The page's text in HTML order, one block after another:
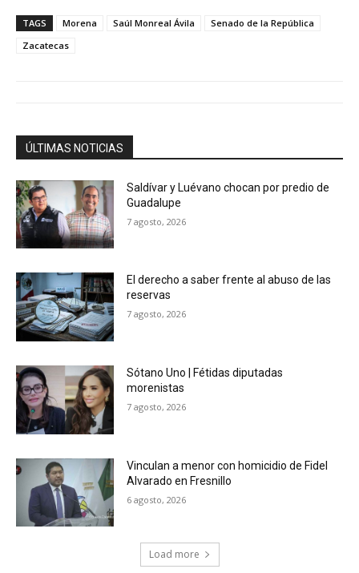
TAGS Morena Saúl Monreal Ávila
Senado de la República
Zacatecas
ÚLTIMAS NOTICIAS
Saldívar y Luévano chocan por predio de
Guadalupe
7 agosto, 2026
El derecho a saber frente al abuso de las
reservas
7 agosto, 2026
Sótano Uno | Fétidas diputadas
morenistas
7 agosto, 2026
Vinculan a menor con homicidio de Fidel
Alvarado en Fresnillo
6 agosto, 2026
Load more